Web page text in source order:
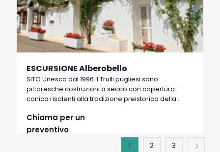
ESCURSIONE Alberobello
SITO Unesco dal 1996. I Trulli pugliesi sono
pittoresche costruzioni a secco con copertura
conica risalenti alla tradizione preistorica della
Chiama per un
preventivo
1 2 3